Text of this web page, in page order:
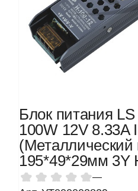
Блок питания
100W 12V 8.33A
(Металлический
195*49*29мм 3Y
—